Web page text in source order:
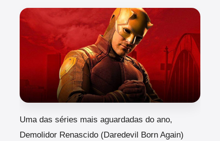
Uma das séries mais aguardadas do ano,
Demolidor Renascido (Daredevil Born Again)